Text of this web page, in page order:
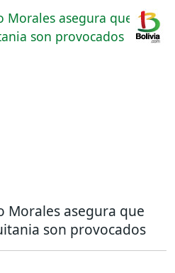
Morales asegura que
son provocados